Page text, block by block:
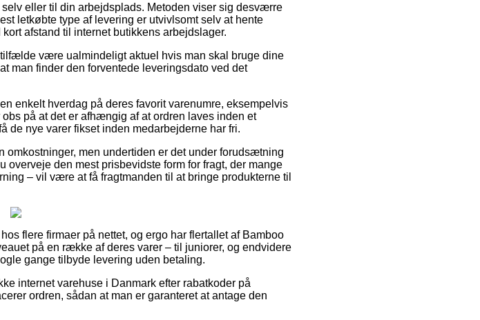
eller til din arbejdsplads. Metoden viser sig desværre
letkøbte type af levering er utvivlsomt selv at hente
afstand til internet butikkens arbejdslager.
være ualmindeligt aktuel hvis man skal bruge dine
man finder den forventede leveringsdato ved det
enkelt hverdag på deres favorit varenumre, eksempelvis
på at det er afhængig af at ordren laves inden et
de nye varer fikset inden medarbejderne har fri.
omkostninger, men undertiden er det under forudsætning
overveje den mest prisbevidste form for fragt, der mange
– vil være at få fragtmanden til at bringe produkterne til
flere firmaer på nettet, og ergo har flertallet af Bamboo
på en række af deres varer – til juniorer, og endvidere
gange tilbyde levering uden betaling.
internet varehuse i Danmark efter rabatkoder på
ordren, sådan at man er garanteret at antage den